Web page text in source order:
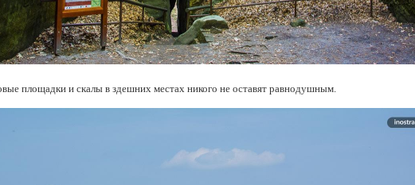
площадки и скалы в здешних местах никого не оставят равнодушным.